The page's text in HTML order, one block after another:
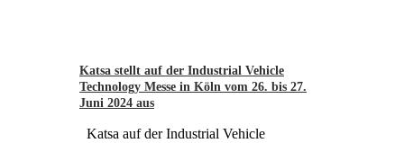
Katsa stellt auf der Industrial Vehicle
Technology Messe in Köln vom 26. bis 27.
Juni 2024 aus
Katsa auf der Industrial Vehicle